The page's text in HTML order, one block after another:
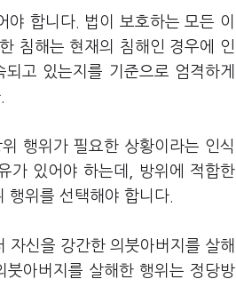
합니다. 법이 보호하는 모든 이
침해는 현재의 침해인 경우에 인
고 있는지를 기준으로 엄격하게
행위가 필요한 상황이라는 인식
가 있어야 하는데, 방위에 적합한
행위를 선택해야 합니다.
신을 강간한 의붓아버지를 살해
아버지를 살해한 행위는 정당방